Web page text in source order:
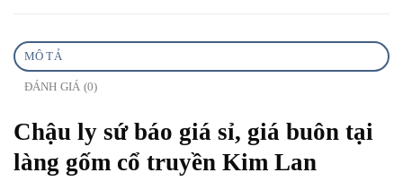
MÔ TẢ
ĐÁNH GIÁ (0)
Chậu ly sứ báo giá sỉ, giá buôn tại
làng gốm cổ truyền Kim Lan